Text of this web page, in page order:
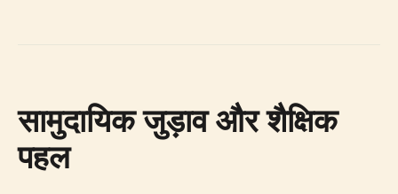
सामुदायिक जुड़ाव और शैक्षिक
पहल